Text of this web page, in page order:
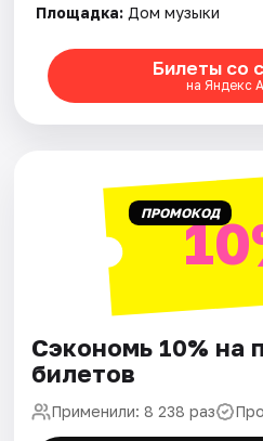
Площадка: Дом музыки
Билеты со
на Яндекс
ПРОМОКОД
Сэкономь 10% на
билетов
Применили: 8 238 раз